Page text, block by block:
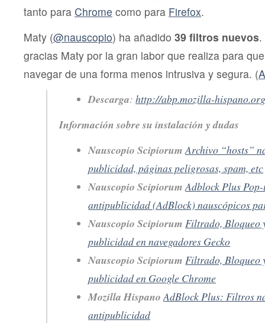
tanto para Chrome como para Firefox.
Maty (@nauscopio) ha añadido 39 filtros nuevos
gracias Maty por la gran labor que realiza para
navegar de una forma menos intrusiva y segura. (
Descarga:http://abp.mozilla-
Información sobre su instalación y dudas
Nauscopio Scipiorum Archivo “hosts”
publicidad, páginas peligrosas, spam, etc
Nauscopio Scipiorum Adblock Plus
antipublicidad (AdBlock) nauscópicos
Nauscopio Scipiorum Filtrado, Bloqueo
publicidad en navegadores Gecko
Nauscopio Scipiorum Filtrado, Bloqueo
publicidad en Google Chrome
Mozilla Hispano AdBlock Plus: Filtros
antipublicidad